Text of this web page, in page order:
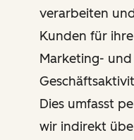
verarbeiten
Kunden für
Marketing-
Dies umfasst
wir indirekt